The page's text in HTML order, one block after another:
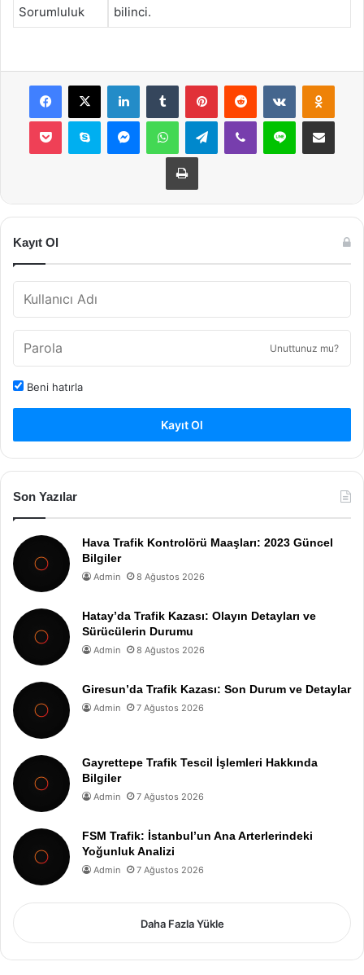
Sorumluluk
bilinci.
Facebook
X LinkedInTumblr PinterestReddit VKontakte
Pocket Skype MessengerWhatsAppTelegramViber Line E-Posta ile
Yazdır
Kayıt Ol
Unuttunuz mu?
Beni hatırla
Kayıt Ol
Son Yazılar
Hava Trafik Kontrolörü Maaşları: 2023 Güncel
Bilgiler
Admin 8 Ağustos 2026
Hatay’da Trafik Kazası: Olayın Detayları ve
Sürücülerin Durumu
Admin 8 Ağustos 2026
Giresun’da Trafik Kazası: Son Durum ve Detaylar
Admin 7 Ağustos 2026
Gayrettepe Trafik Tescil İşlemleri Hakkında
Bilgiler
Admin 7 Ağustos 2026
FSM Trafik: İstanbul’un Ana Arterlerindeki
Yoğunluk Analizi
Admin 7 Ağustos 2026
Daha Fazla Yükle